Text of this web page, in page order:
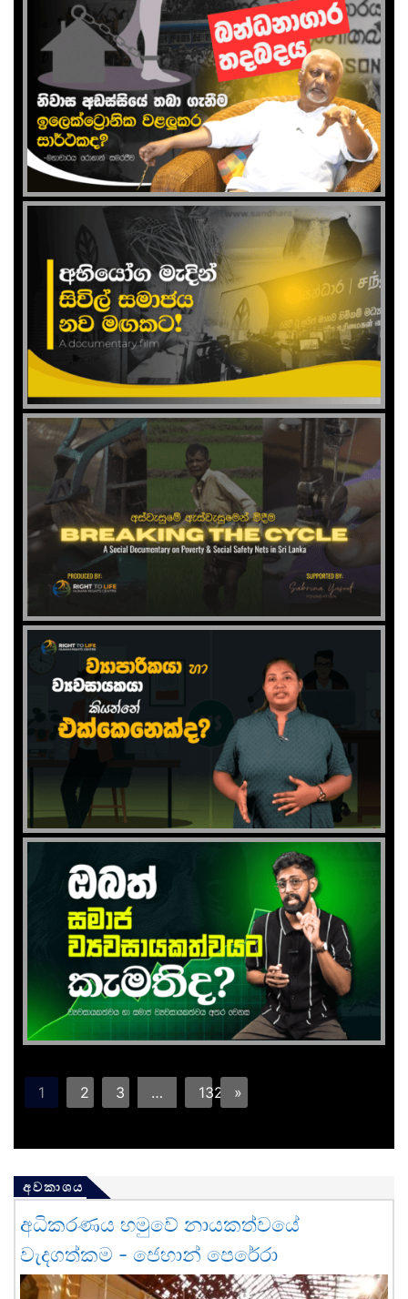
1 2 3 … 132 »
අවකාශය
අධිකරණය හමුවේ නායකත්වයේ
වැදගත්කම - ජෙහාන් පෙරේරා